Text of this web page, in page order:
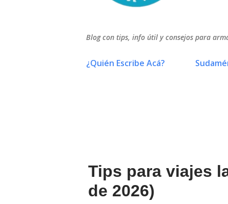
Blog con tips, info útil y consejos para
¿Quién Escribe Acá?
Tips para viajes
de 2026)